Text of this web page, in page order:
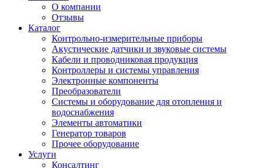
О компании
Отзывы
Каталог
Контрольно-измерительные приборы
Акустические датчики и звуковые системы
Кабели и проводниковая продукция
Контроллеры и системы управления
Электронные компоненты
Преобразователи
Системы и оборудование для отопления и
водоснабжения
Элементы автоматики
Генератор товаров
Прочее оборудование
Услуги
Консалтинг